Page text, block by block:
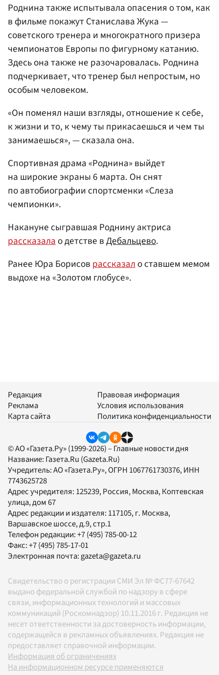
Роднина также испытывала опасения о том, как
в фильме покажут Станислава Жука —
советского тренера и многократного призера
чемпионатов Европы по фигурному катанию.
Здесь она также не разочаровалась. Роднина
подчеркивает, что тренер был непростым, но
особым человеком.
«Он поменял наши взгляды, отношение к себе,
к жизни и то, к чему ты прикасаешься и чем ты
занимаешься», — сказала она.
Спортивная драма «Роднина» выйдет
на широкие экраны 6 марта. Он снят
по автобиографии спортсменки «Слеза
чемпионки».
Накануне сыгравшая Роднину актриса
рассказалао детстве вДебальцево.
Ранее Юра Борисов рассказало ставшем мемом
выдохе на «Золотом глобусе».
Редакция
Реклама
Карта сайта
Правовая информация
Условия использования
Политика конфиденциальности
© АО «Газета.Ру» (1999-2026) – Главные новости дня
Название: Газета.Ru (Gazeta.Ru)
Учредитель:АО «Газета.Ру», ОГРН 1067761730376, ИНН
7743625728
Адрес учредителя: 125239, Россия, Москва, Коптевская
улица, дом 67
Адрес редакции и издателя: 117105, г. Москва,
Варшавское шоссе, д.9, стр.1
Телефон редакции:+7 (495) 785-00-12
Факс:+7 (495) 785-17-01
Электронная почта:gazeta@gazeta.ru
Свидетельство о регистрации СМИ Эл № ФС77-67642
выдано федеральной службой по надзору в сфере
связи, информационных технологий и массовых
коммуникаций (Роскомнадзор) 10.11.2016 г. Редакция не
несет ответственности за достоверность информации,
содержащейся в рекламных объявлениях. Редакция не
предоставляет справочной информации.
Информация об ограничениях
На информационном ресурсе применяются